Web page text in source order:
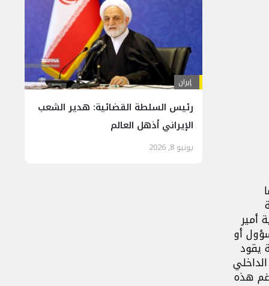
أمير
أو
يقود
هذه
إيران
رئيس السلطة القضائية: هدير الشعب
الإيراني أذهل العالم
يونيو 8, 2026